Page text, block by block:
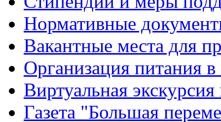
Нормативные
Вакантные места для
Организация питания в
Виртуальная
Газета "Большая